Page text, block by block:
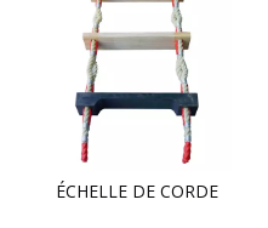
ÉCHELLE DE CORDE